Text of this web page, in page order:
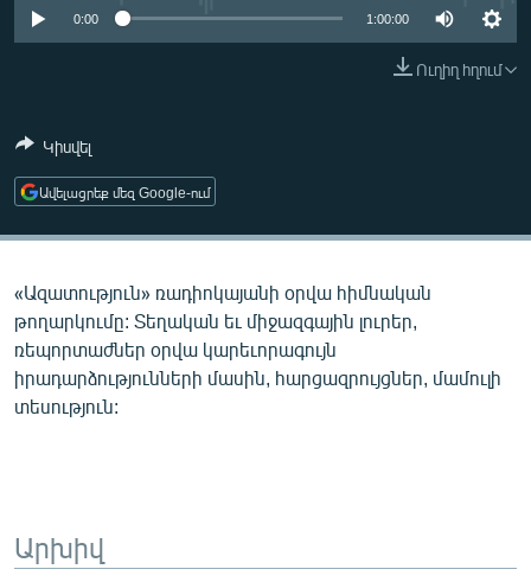
ՄԻՋԱԶԳԱՅԻՆ
ՄԵԿՆԱԲԱՆՈՒԹՅՈՒՆ
ՏՏ ԵՒ ԻՆՏԵՐՆԵՏ
ԿՈՐՈՆԱՎԻՐՈՒՍ
ՏԵՍԱՆՅՈՒԹԵՐ
ԲԱՆԱՎԵՃ
ՁԳՏԵԼՈՎ ԼԱՎԱԳՈՒՅՆԻՆ
English
0:00 1:00:00
Ուղիղ հղում
Կիսվել
Ավելացրեք մեզ Google-ում
«Ազատություն» ռադիոկայանի օրվա հիմնական
թողարկումը: Տեղական եւ միջազգային լուրեր,
ռեպորտաժներ օրվա կարեւորագույն
իրադարձությունների մասին, հարցազրույցներ, մամուլի
տեսություն:
Արխիվ